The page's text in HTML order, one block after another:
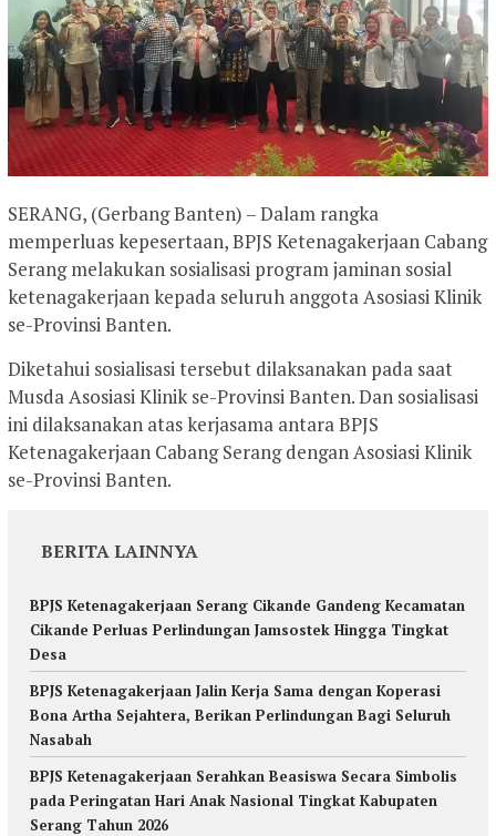
SERANG, (Gerbang Banten) – Dalam rangka
memperluas kepesertaan, BPJS Ketenagakerjaan Cabang
Serang melakukan sosialisasi program jaminan sosial
ketenagakerjaan kepada seluruh anggota Asosiasi Klinik
se-Provinsi Banten.
Diketahui sosialisasi tersebut dilaksanakan pada saat
Musda Asosiasi Klinik se-Provinsi Banten. Dan sosialisasi
ini dilaksanakan atas kerjasama antara BPJS
Ketenagakerjaan Cabang Serang dengan Asosiasi Klinik
se-Provinsi Banten.
BERITA LAINNYA
BPJS Ketenagakerjaan Serang Cikande Gandeng Kecamatan
Cikande Perluas Perlindungan Jamsostek Hingga Tingkat
Desa
BPJS Ketenagakerjaan Jalin Kerja Sama dengan Koperasi
Bona Artha Sejahtera, Berikan Perlindungan Bagi Seluruh
Nasabah
BPJS Ketenagakerjaan Serahkan Beasiswa Secara Simbolis
pada Peringatan Hari Anak Nasional Tingkat Kabupaten
Serang Tahun 2026